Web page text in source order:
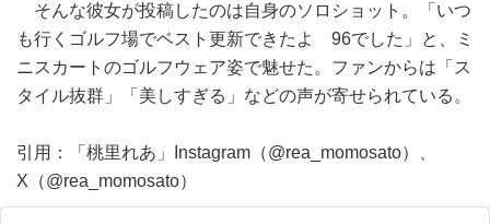
そんな彼女が投稿したのは自身のソロショット。「いつ
も行くゴルフ場でベスト更新できたよ 96でした」と、ミ
ニスカートのゴルフウェア姿で魅せた。ファンからは「ス
タイル抜群」「美しすぎる」などの声が寄せられている。
引用：「桃里れあ」Instagram（@rea_momosato）、
X（@rea_momosato）